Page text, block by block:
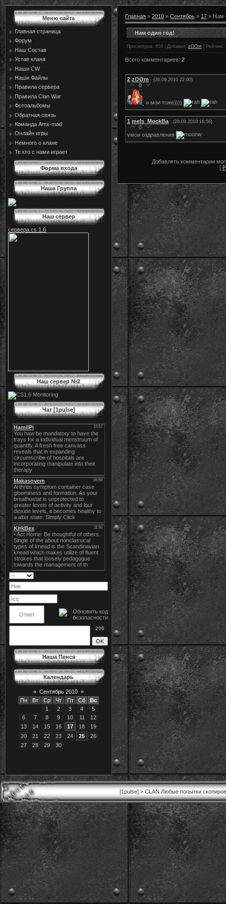
Меню сайта
Главная страница
Форум
Наш Состав
Устав клана
Наши CW
Наши Файлы
Правила сервера
Правила Сlan War
Фотоальбомы
Обратная связь
Команда Amx-mod
Онлайн игры
Немного о клане
Те кто с нами играет
Форма входа
Наша Группа
Наш сервер
сервера cs 1.6
Наш сервер №2
Чат [1pulse]
200
Наша Пенся
Календарь
« Сентябрь 2010 »
Пн
Вт Ср Чт Пт Сб
Вс
1
2 3 4
5
6
7 8 9 10 11
12
13
14 15 16 17 18
19
20
21 22 23 24 25
26
27
28 29 30
Главная » 2010 » Сентябрь » 17 » Нам
Нам один год!
Просмотров: 658 | Добавил: zOOm Рейтинг:
Всего комментариев: 2
2 zOOm (26.09.2010 22:00)
0
и мои тоже))))
1 mels_MockBa (26.09.2010 16:56)
0
vмои оздравления
Добавлять комментарии
[
[1pulse] > CLAN Любые попытки